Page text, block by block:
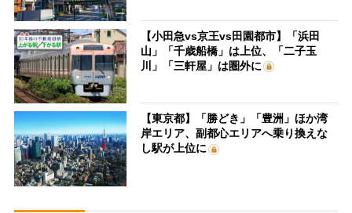
【小田急vs京王vs田園都市】「浜田
山」「千歳船橋」は上位、「二子玉
川」「三軒屋」は圏外に
【東京都】「勝どき」「豊洲」ほか湾
岸エリア、副都心エリアへ乗り換えな
し駅が上位に